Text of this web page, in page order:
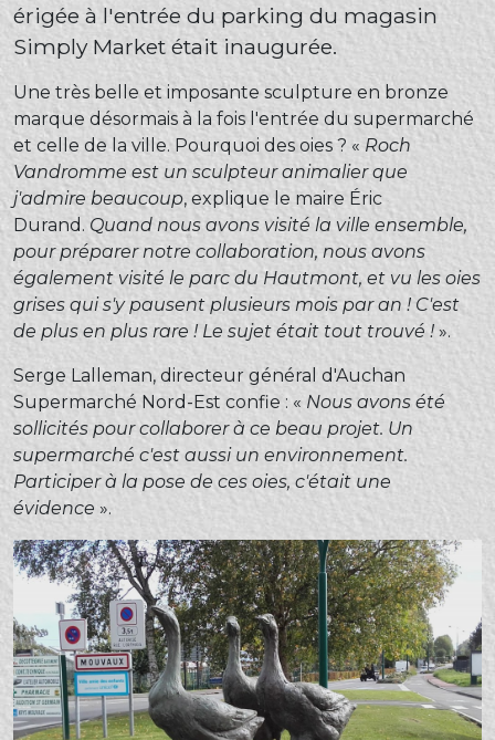
érigée à l'entrée du parking du magasin
Simply Market était inaugurée.
Une très belle et imposante sculpture en bronze
marque désormais à la fois l'entrée du supermarché
et celle de la ville. Pourquoi des oies ? « Roch
Vandromme est un sculpteur animalier que
j'admire beaucoup, explique le maire Éric
Durand. Quand nous avons visité la ville ensemble,
pour préparer notre collaboration, nous avons
également visité le parc du Hautmont, et vu les oies
grises qui s'y pausent plusieurs mois par an ! C'est
de plus en plus rare ! Le sujet était tout trouvé ! ».
Serge Lalleman, directeur général d'Auchan
Supermarché Nord-Est confie : « Nous avons été
sollicités pour collaborer à ce beau projet. Un
supermarché c'est aussi un environnement.
Participer à la pose de ces oies, c'était une
évidence ».